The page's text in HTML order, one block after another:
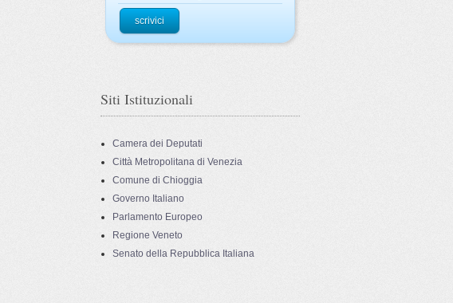
scrivici
Siti Istituzionali
Camera dei Deputati
Città Metropolitana di Venezia
Comune di Chioggia
Governo Italiano
Parlamento Europeo
Regione Veneto
Senato della Repubblica Italiana